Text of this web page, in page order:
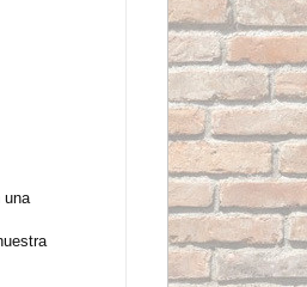
una